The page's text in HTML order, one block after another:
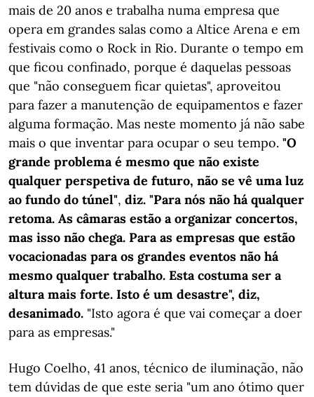
mais de 20 anos e trabalha numa empresa que
opera em grandes salas como a Altice Arena e em
festivais como o Rock in Rio. Durante o tempo em
que ficou confinado, porque é daquelas pessoas
que "não conseguem ficar quietas", aproveitou
para fazer a manutenção de equipamentos e fazer
alguma formação. Mas neste momento já não sabe
mais o que inventar para ocupar o seu tempo. "O
grande problema é mesmo que não existe
qualquer perspetiva de futuro, não se vê uma luz
ao fundo do túnel", diz. "Para nós não há qualquer
retoma. As câmaras estão a organizar concertos,
mas isso não chega. Para as empresas que estão
vocacionadas para os grandes eventos não há
mesmo qualquer trabalho. Esta costuma ser a
altura mais forte. Isto é um desastre", diz,
desanimado. "Isto agora é que vai começar a doer
para as empresas."
Hugo Coelho, 41 anos, técnico de iluminação, não
tem dúvidas de que este seria "um ano ótimo quer